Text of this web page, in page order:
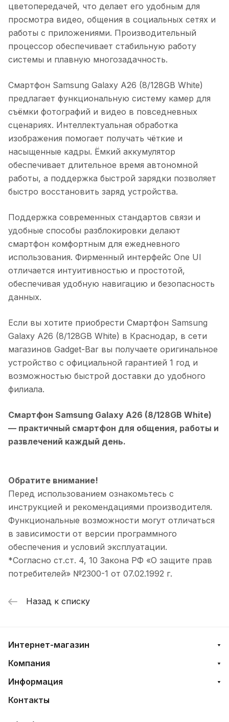
цветопередачей, что делает его удобным для
просмотра видео, общения в социальных сетях и
работы с приложениями. Производительный
процессор обеспечивает стабильную работу
системы и плавную многозадачность.
Смартфон Samsung Galaxy A26 (8/128GB White)
предлагает функциональную систему камер для
съёмки фотографий и видео в повседневных
сценариях. Интеллектуальная обработка
изображения помогает получать чёткие и
насыщенные кадры. Ёмкий аккумулятор
обеспечивает длительное время автономной
работы, а поддержка быстрой зарядки позволяет
быстро восстановить заряд устройства.
Поддержка современных стандартов связи и
удобные способы разблокировки делают
смартфон комфортным для ежедневного
использования. Фирменный интерфейс One UI
отличается интуитивностью и простотой,
обеспечивая удобную навигацию и безопасность
данных.
Если вы хотите приобрести Смартфон Samsung
Galaxy A26 (8/128GB White) в Краснодар, в сети
магазинов Gadget-Bar вы получаете оригинальное
устройство с официальной гарантией 1 год и
возможностью быстрой доставки до удобного
филиала.
Смартфон Samsung Galaxy A26 (8/128GB White)
— практичный смартфон для общения, работы и
развлечений каждый день.
Обратите внимание!
Перед использованием ознакомьтесь с
инструкцией и рекомендациями производителя.
Функциональные возможности могут отличаться
в зависимости от версии программного
обеспечения и условий эксплуатации.
*Согласно ст.ст. 4, 10 Закона РФ «О защите прав
потребителей» №2300-1 от 07.02.1992 г.
Назад к списку
Интернет-магазин
Компания
Информация
Контакты